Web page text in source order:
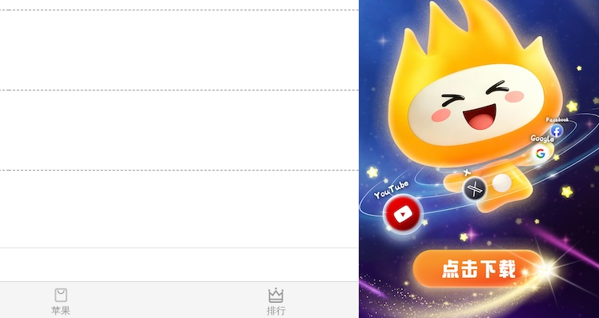
反对 [0]
支持[0] 反对[0]
苹果 排行 推荐